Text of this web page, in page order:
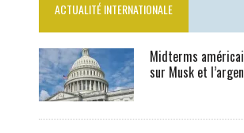
ACTUALITÉ INTERNATIONALE
Midterms
sur Musk et